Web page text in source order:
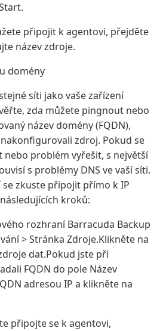
připojit k agentovi, přejděte
název zdroje.
domény
síti jako vaše zařízení
zda můžete pingnout nebo
název domény (FQDN),
zdroj. Pokud se
problém vyřešit, s největší
s problémy DNS ve vaší síti.
se zkuste připojit přímo k IP
kroků:
rozhraní Barracuda Backup
> Stránka Zdroje.Klikněte na
dat.Pokud jste při
FQDN do pole Název
adresou IP a klikněte na
připojte se k agentovi,